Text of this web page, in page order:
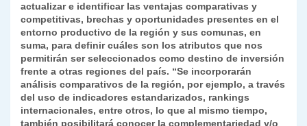
actualizar e identificar las ventajas comparativas y
competitivas, brechas y oportunidades presentes en el
entorno productivo de la región y sus comunas, en
suma, para definir cuáles son los atributos que nos
permitirán ser seleccionados como destino de inversión
frente a otras regiones del país. “Se incorporarán
análisis comparativos de la región, por ejemplo, a través
del uso de indicadores estandarizados, rankings
internacionales, entre otros, lo que al mismo tiempo,
también posibilitará conocer la complementariedad y/o